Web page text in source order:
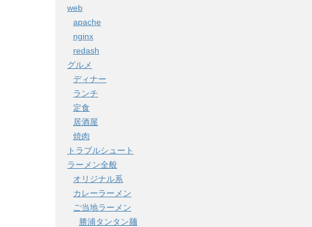
web
apache
nginx
redash
グルメ
ディナー
ランチ
定食
居酒屋
焼肉
トラブルシュート
ラーメン全般
オリジナル系
カレーラーメン
ご当地ラーメン
勝浦タンタン麺